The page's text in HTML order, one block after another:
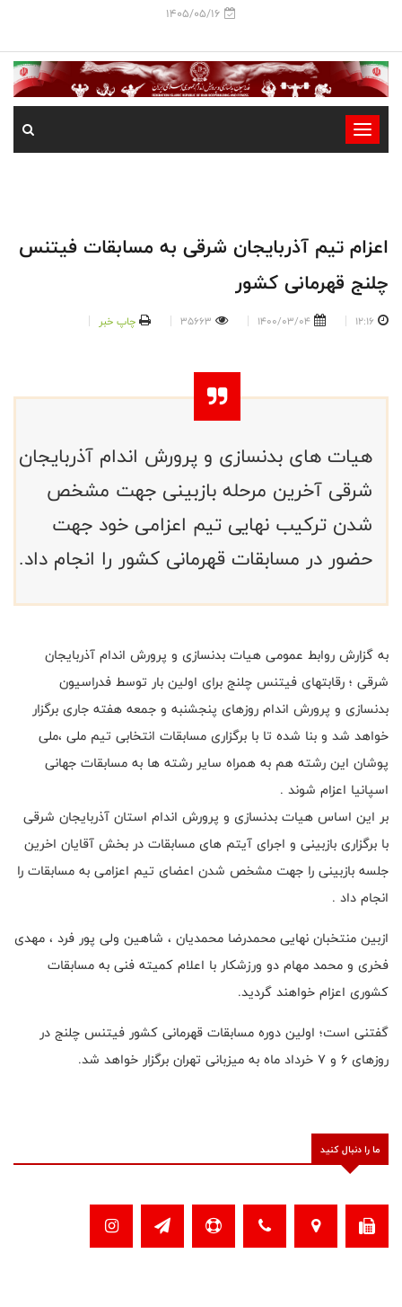
1405/05/16
-
-
-
اعزام تیم آذربایجان شرقی به مسابقات فیتنس
چلنج قهرمانی کشور
12:16
1400/03/04
35663 چاپ خبر
هیات های بدنسازی و پرورش اندام آذربایجان
شرقی آخرین مرحله بازبینی جهت مشخص
شدن ترکیب نهایی تیم اعزامی خود جهت
حضور در مسابقات قهرمانی کشور را انجام داد.
به گزارش روابط عمومی هیات بدنسازی و پرورش اندام آذربایجان
شرقی ؛ رقابتهای فیتنس چلنج برای اولین بار توسط فدراسیون
بدنسازی و پرورش اندام روزهای پنجشنبه و جمعه هفته جاری برگزار
خواهد شد و بنا شده تا با برگزاری مسابقات انتخابی تیم ملی ،ملی
پوشان این رشته هم به همراه سایر رشته ها به مسابقات جهانی
اسپانیا اعزام شوند .
بر این اساس هیات بدنسازی و پرورش اندام استان آذربایجان شرقی
با برگزاری بازبینی و اجرای آیتم های مسابقات در بخش آقایان اخرین
جلسه بازبینی را جهت مشخص شدن اعضای تیم اعزامی به مسابقات را
انجام داد .
ازبین منتخبان نهایی محمدرضا محمدیان ، شاهین ولی پور فرد ، مهدی
فخری و محمد مهام دو ورزشکار با اعلام کمیته فنی به مسابقات
کشوری اعزام خواهند گردید.
گفتنی است؛ اولین دوره مسابقات قهرمانی کشور فیتنس چلنج در
روزهای ۶ و ۷ خرداد ماه به میزبانی تهران برگزار خواهد شد.
ما را دنبال کنید